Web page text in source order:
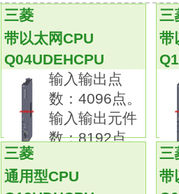
速度，
还可以更改加速/减速时间
相位补偿功能。
虚模式及实模式的混合功
平滑离合器线性加速/减速
位置：QS系列电源模块安
适用基板模块：QS034B。
输入电源：AC200~240V。
安全PLC（安全可编程系统
外围元器件或执行机构出
三菱
带以太网CPU
Q04UDEHCPU
输入输出点
数：4096点。
输入输出元件
数：8192点。
三
带
三菱
通用型CPU
三
带